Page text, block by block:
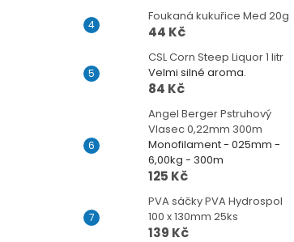
Foukaná kukuřice Med 20g
44 Kč
CSL Corn Steep Liquor 1 litr
Velmi silné aroma.
84 Kč
Angel Berger Pstruhový
Vlasec 0,22mm 300m
Monofilament - 025mm -
6,00kg - 300m
125 Kč
PVA sáčky PVA Hydrospol
100 x 130mm 25ks
139 Kč